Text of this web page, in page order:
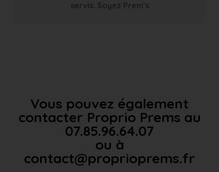
servis. Soyez Prem’s
Vous pouvez également
contacter Proprio Prems au
07.85.96.64.07
ou à
contact@proprioprems.fr